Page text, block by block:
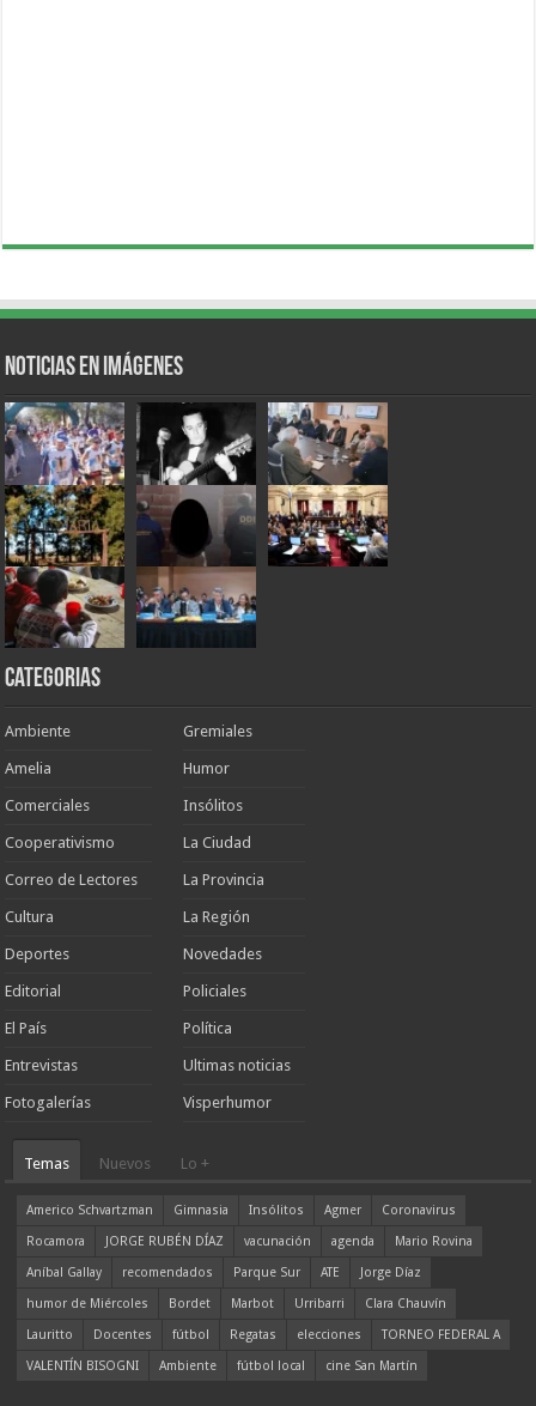
Noticias en Imágenes
Categorias
Ambiente
Amelia
Comerciales
Cooperativismo
Correo de Lectores
Cultura
Deportes
Editorial
El País
Entrevistas
Fotogalerías
Gremiales
Humor
Insólitos
La Ciudad
La Provincia
La Región
Novedades
Policiales
Política
Ultimas noticias
Visperhumor
Temas Nuevos Lo +
Americo Schvartzman Gimnasia Insólitos Agmer
Coronavirus
Rocamora
JORGE RUBÉN DÍAZ vacunación agenda
Mario Rovina
Aníbal Gallay
recomendados Parque Sur ATE
Jorge Díaz
humor de Miércoles
Bordet Marbot Urribarri
Clara Chauvín
Lauritto
Docentes fútbol Regatas elecciones
TORNEO FEDERAL A
VALENTÍN BISOGNI
Ambiente fútbol local cine San Martín